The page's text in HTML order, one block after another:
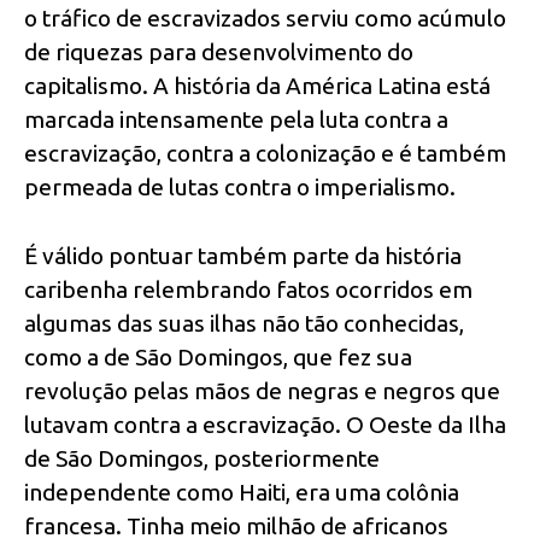
o tráfico de escravizados serviu como acúmulo
de riquezas para desenvolvimento do
capitalismo. A história da América Latina está
marcada intensamente pela luta contra a
escravização, contra a colonização e é também
permeada de lutas contra o imperialismo.
É válido pontuar também parte da história
caribenha relembrando fatos ocorridos em
algumas das suas ilhas não tão conhecidas,
como a de São Domingos, que fez sua
revolução pelas mãos de negras e negros que
lutavam contra a escravização. O Oeste da Ilha
de São Domingos, posteriormente
independente como Haiti, era uma colônia
francesa. Tinha meio milhão de africanos